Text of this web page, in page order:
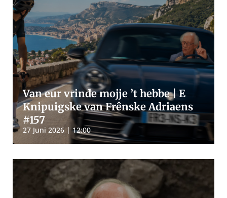
Van eur vrinde mojje ’t hebbe | E
Knipuigske van Frênske Adriaens
#157
27 Juni 2026 | 12:00